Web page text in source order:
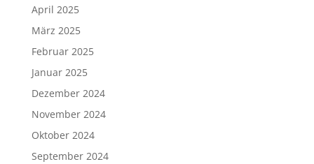
April 2025
März 2025
Februar 2025
Januar 2025
Dezember 2024
November 2024
Oktober 2024
September 2024